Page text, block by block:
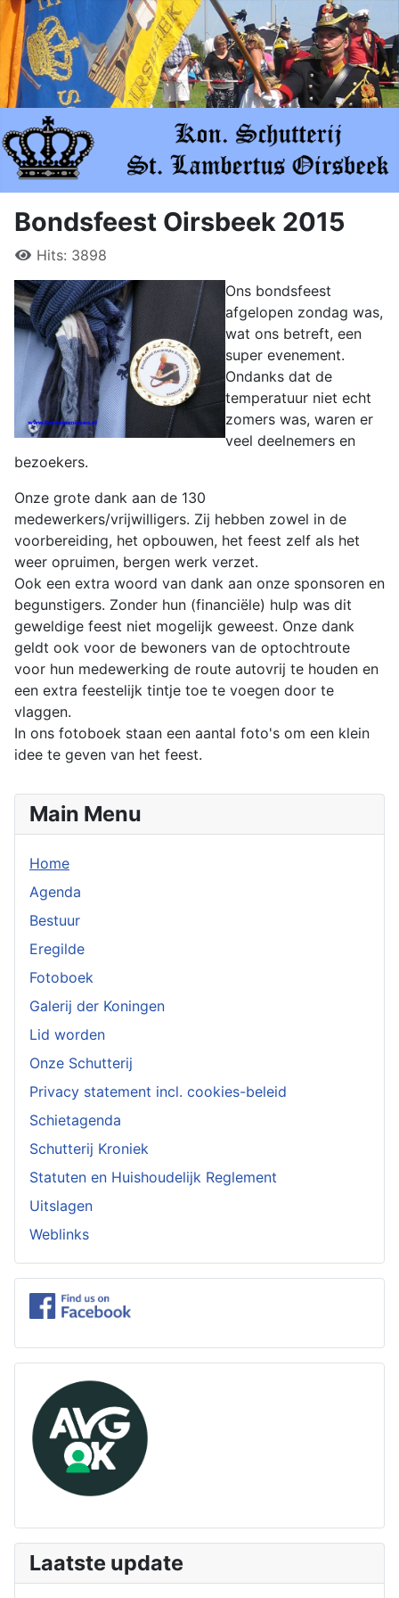
Main Menu
Home
Agenda
Bestuur
Eregilde
Fotoboek
Galerij der Koningen
Lid worden
Onze Schutterij
Privacy statement incl. cookies-beleid
Schietagenda
Schutterij Kroniek
Statuten en Huishoudelijk Reglement
Uitslagen
Weblinks
Laatste update
Bondsfeest Oirsbeek 2015
Hits: 3898
Ons bondsfeest
afgelopen zondag was,
wat ons betreft, een
super evenement.
Ondanks dat de
temperatuur niet echt
zomers was, waren er
veel deelnemers en
bezoekers.
Onze grote dank aan de 130
medewerkers/vrijwilligers. Zij hebben zowel in de
voorbereiding, het opbouwen, het feest zelf als het
weer opruimen, bergen werk verzet.
Ook een extra woord van dank aan onze sponsoren en
begunstigers. Zonder hun (financiële) hulp was dit
geweldige feest niet mogelijk geweest. Onze dank
geldt ook voor de bewoners van de optochtroute
voor hun medewerking de route autovrij te houden en
een extra feestelijk tintje toe te voegen door te
vlaggen.
In ons fotoboek staan een aantal foto's om een klein
idee te geven van het feest.